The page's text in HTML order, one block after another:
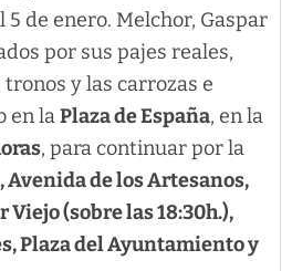
5 de enero. Melchor, Gaspar
por sus pajes reales,
y las carrozas e
en laPlaza de España, en la
, para continuar por la
Avenida de los Artesanos,
(sobre las 18:30h.),
Plaza del Ayuntamiento y